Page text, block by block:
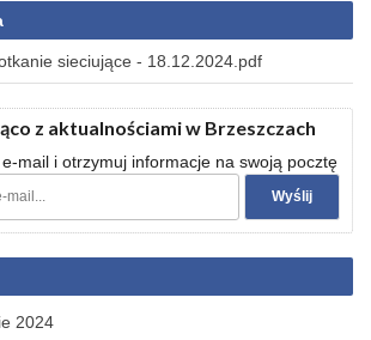
sieciujące - 18.12.2024.pdf
z aktualnościami w Brzeszczach
mail i otrzymuj informacje na swoją pocztę
2024